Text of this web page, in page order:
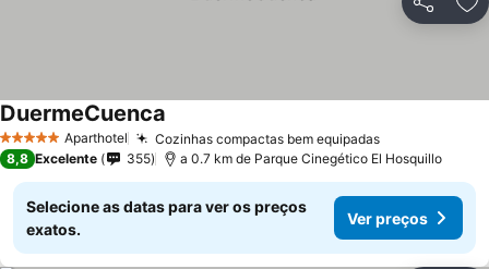
Partilhar
5 Estrelas Aparthotel Cozinhas compactas bem equipadasVer preços
DuermeCuenca
8,8 Excelente 355 a 0.7 km de Parque Cinegético El Hosquillo
Selecione as datas para ver os preços
exatos.
Ver preços